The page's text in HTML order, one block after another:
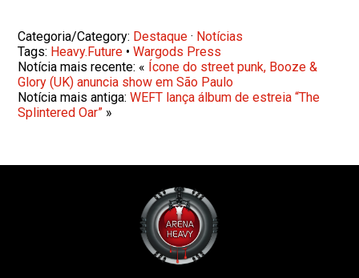
Categoria/Category: Destaque · Notícias
Tags: Heavy.Future •Wargods Press
Notícia mais recente: « Ícone do street punk, Booze &
Glory (UK) anuncia show em São Paulo
Notícia mais antiga:WEFT lança álbum de estreia “The
Splintered Oar” »